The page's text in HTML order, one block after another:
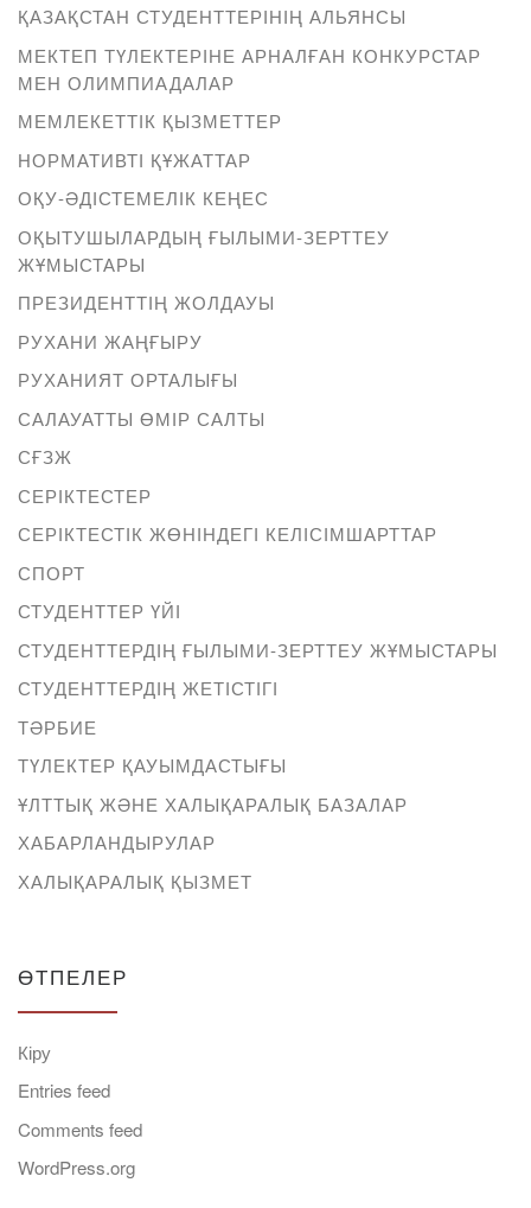
ҚАЗАҚСТАН СТУДЕНТТЕРІНІҢ АЛЬЯНСЫ
МЕКТЕП ТҮЛЕКТЕРІНЕ АРНАЛҒАН КОНКУРСТАР
МЕН ОЛИМПИАДАЛАР
МЕМЛЕКЕТТІК ҚЫЗМЕТТЕР
НОРМАТИВТІ ҚҰЖАТТАР
ОҚУ-ӘДІСТЕМЕЛІК КЕҢЕС
ОҚЫТУШЫЛАРДЫҢ ҒЫЛЫМИ-ЗЕРТТЕУ
ЖҰМЫСТАРЫ
ПРЕЗИДЕНТТІҢ ЖОЛДАУЫ
РУХАНИ ЖАҢҒЫРУ
РУХАНИЯТ ОРТАЛЫҒЫ
САЛАУАТТЫ ӨМІР САЛТЫ
СҒЗЖ
СЕРІКТЕСТЕР
СЕРІКТЕСТІК ЖӨНІНДЕГІ КЕЛІСІМШАРТТАР
СПОРТ
СТУДЕНТТЕР ҮЙІ
СТУДЕНТТЕРДІҢ ҒЫЛЫМИ-ЗЕРТТЕУ ЖҰМЫСТАРЫ
СТУДЕНТТЕРДІҢ ЖЕТІСТІГІ
ТӘРБИЕ
ТҮЛЕКТЕР ҚАУЫМДАСТЫҒЫ
ҰЛТТЫҚ ЖӘНЕ ХАЛЫҚАРАЛЫҚ БАЗАЛАР
ХАБАРЛАНДЫРУЛАР
ХАЛЫҚАРАЛЫҚ ҚЫЗМЕТ
ӨТПЕЛЕР
Кіру
Entries feed
Comments feed
WordPress.org